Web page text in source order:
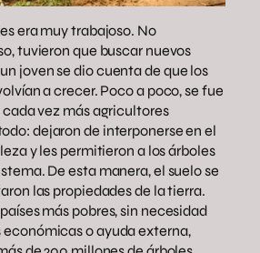
era muy trabajoso. No
tuvieron que buscar nuevos
joven se dio cuenta de que los
a crecer. Poco a poco, se fue
vez más agricultores
dejaron de interponerse en el
y les permitieron a los árboles
De esta manera, el suelo se
las propiedades de la tierra.
más pobres, sin necesidad
o ayuda externa,